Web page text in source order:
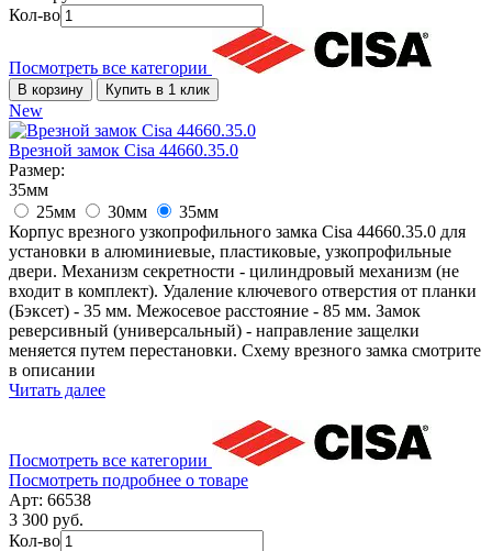
Кол-во
Посмотреть все категории
В корзину Купить в 1 клик
New
Врезной замок Cisa 44660.35.0
Размер:
35мм
25мм
30мм
35мм
Корпус врезного узкопрофильного замка Cisa 44660.35.0 для
установки в алюминиевые, пластиковые, узкопрофильные
двери. Механизм секретности - цилиндровый механизм (не
входит в комплект). Удаление ключевого отверстия от планки
(Бэксет) - 35 мм. Межосевое расстояние - 85 мм. Замок
реверсивный (универсальный) - направление защелки
меняется путем перестановки. Схему врезного замка смотрите
в описании
Читать далее
Посмотреть все категории
Посмотреть подробнее о товаре
Арт: 66538
3 300 руб.
Кол-во